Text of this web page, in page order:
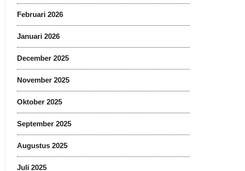
Februari 2026
Januari 2026
December 2025
November 2025
Oktober 2025
September 2025
Augustus 2025
Juli 2025